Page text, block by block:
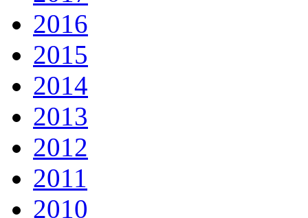
2016
2015
2014
2013
2012
2011
2010